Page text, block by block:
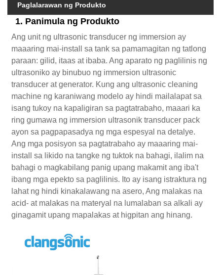
Paglalarawan ng Produkto
1. Panimula ng Produkto
Ang unit ng ultrasonic transducer ng immersion ay
maaaring mai-install sa tank sa pamamagitan ng tatlong
paraan: gilid, itaas at ibaba. Ang aparato ng paglilinis ng
ultrasoniko ay binubuo ng immersion ultrasonic
transducer at generator. Kung ang ultrasonic cleaning
machine ng karaniwang modelo ay hindi mailalapat sa
isang tukoy na kapaligiran sa pagtatrabaho, maaari ka
ring gumawa ng immersion ultrasonik transducer pack
ayon sa pagpapasadya ng mga espesyal na detalye.
Ang mga posisyon sa pagtatrabaho ay maaaring mai-
install sa likido na tangke ng tuktok na bahagi, ilalim na
bahagi o magkabilang panig upang makamit ang iba't
ibang mga epekto sa paglilinis. Ito ay isang istraktura ng
lahat ng hindi kinakalawang na asero, Ang malakas na
acid- at malakas na materyal na lumalaban sa alkali ay
ginagamit upang mapalakas at higpitan ang hinang.